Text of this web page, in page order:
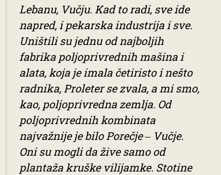
Lebanu, Vučju. Kad to radi, sve ide
napred, i pekarska industrija i sve.
Uništili su jednu od najboljih
fabrika poljoprivrednih mašina i
alata, koja je imala četiristo i nešto
radnika, Proleterse zvala, a mi smo,
kao, poljoprivredna zemlja. Od
poljoprivrednih kombinata
najvažnije je biloPorečje ‒ Vučje.
Oni su mogli da žive samo od
plantaža kruške vilijamke. Stotine